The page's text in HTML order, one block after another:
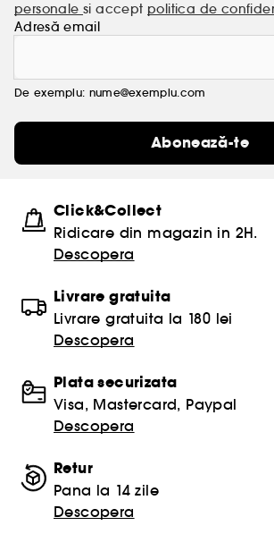
personalesi accept politica de
Adresă email
De exemplu: nume@exemplu.com
Abonează-te
Click&Collect
Ridicare din magazin in 2H.
Descopera
Livrare gratuita
Livrare gratuita la 180 lei
Descopera
Plata securizata
Visa, Mastercard, Paypal
Descopera
Retur
Pana la 14 zile
Descopera